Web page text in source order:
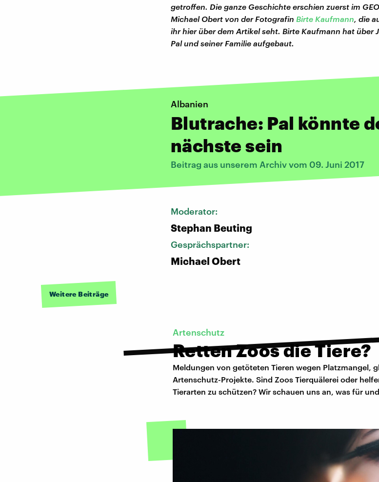
getroffen. Die ganze Geschichte erschien zuerst im
Michael Obert von der Fotografin Birte Kaufmann, die
ihr hier über dem Artikel seht. Birte Kaufmann hat über
Pal und seiner Familie aufgebaut.
Albanien
Blutrache: Pal könnte
nächste sein
Beitrag aus unserem Archiv vom 09. Juni 2017
Moderator:
Stephan Beuting
Gesprächspartner:
Michael Obert
Weitere Beiträge
Artenschutz
Retten Zoos die Tiere?
Meldungen von getöteten Tieren wegen Platzmangel,
Artenschutz-Projekte. Sind Zoos Tierquälerei oder
Tierarten zu schützen? Wir schauen uns an, was für